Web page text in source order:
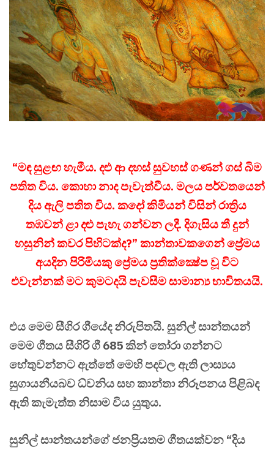
“මඳ සුළඟ හැමීය. දළු ආ දහස් සුවහස් ගණන් ගස් බිම
පතිත විය. කොහා නාද පැවැත්වීය. මලය පර්වතයෙන්
දිය ඇලි පතිත විය. කදෝ කිමියන් විසින් රාත්‍රිය
තඹවන් ළා දළු පැහැ ගන්වන ලදී. දිගැසිය තී දුන්
හසුනින් කවර පිහිටක්ද?” කාන්තාවකගෙන් ප්‍රේමය
අයදින පිරිමියකු ප්‍රේමය ප්‍රතික්ක්‍ෂේප වූ විට
එවැන්නක් මට කුමටදයි පැවසීම සාමාන්‍ය භාවිතයයි.
එය මෙම සීගිර ගීයේද නිරුපිතයි. සුනිල් සාන්තයන්
මෙම ගීතය සීගිරි ගී 685 කින් තෝරා ගන්නට
හේතුවන්නට ඇත්තේ මෙහි පදවල ඇති ලාස්‍යය
සුගායනීයබව ධ්වනිය සහ කාන්තා නිරූපනය පිළිබද
ඇති කැමැත්ත නිසාම විය යුතුය.
සුනිල් සාන්තයන්ගේ ජනප්‍රියතම ගීතයක්වන “දිය